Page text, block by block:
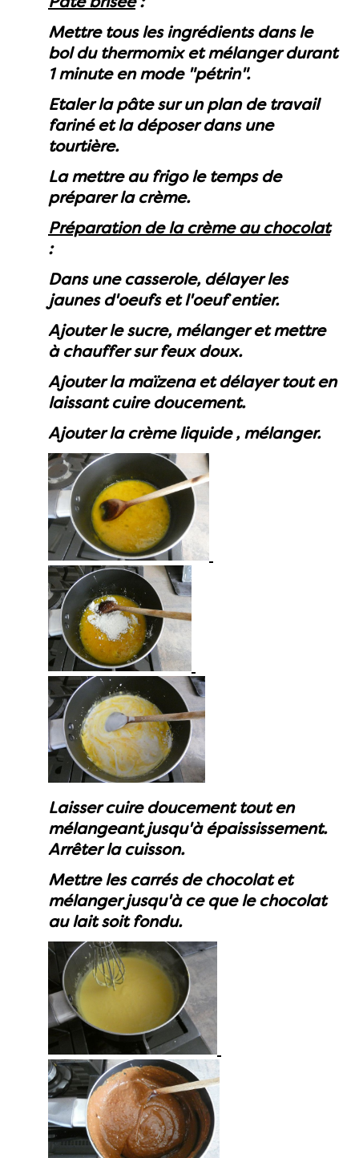
Mettre tous les ingrédients dans le
bol du thermomix et mélanger durant
1 minute en mode "pétrin".
Etaler la pâte sur un plan de travail
fariné et la déposer dans une
tourtière.
La mettre au frigo le temps de
préparer la crème.
Préparation de la crème au chocolat
:
Dans une casserole, délayer les
jaunes d'oeufs et l'oeuf entier.
Ajouter le sucre, mélanger et mettre
à chauffer sur feux doux.
Ajouter la maïzena et délayer tout en
laissant cuire doucement.
Ajouter la crème liquide , mélanger.
Laisser cuire doucement tout en
mélangeant jusqu'à épaississement.
Arrêter la cuisson.
Mettre les carrés de chocolat et
mélanger jusqu'à ce que le chocolat
au lait soit fondu.